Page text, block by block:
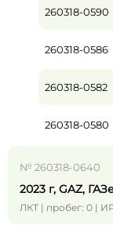
260318-0590
260318-0586
260318-0582
260318-0580
№ 260318-0640
2023 г, GAZ,
ЛКТ | пробег: 0 |